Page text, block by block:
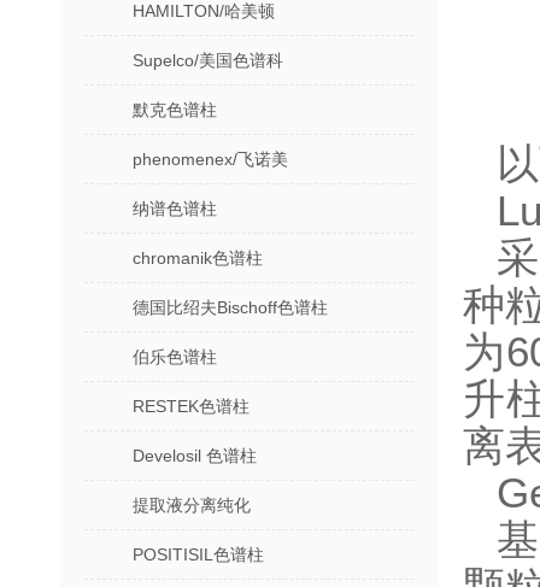
HAMILTON/哈美顿
Supelco/美国色谱科
默克色谱柱
phenomenex/飞诺美
纳谱色谱柱
chromanik色谱柱
德国比绍夫Bischoff色谱柱
伯乐色谱柱
RESTEK色谱柱
Develosil 色谱柱
提取液分离纯化
POSITISIL色谱柱
种
为
升
离